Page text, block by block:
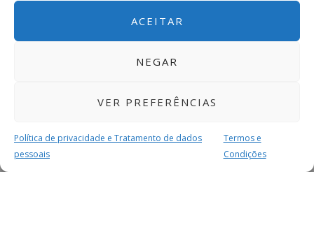
ACEITAR
NEGAR
VER PREFERÊNCIAS
Política de privacidade e Tratamento de dados
pessoais
Termos e
Condições